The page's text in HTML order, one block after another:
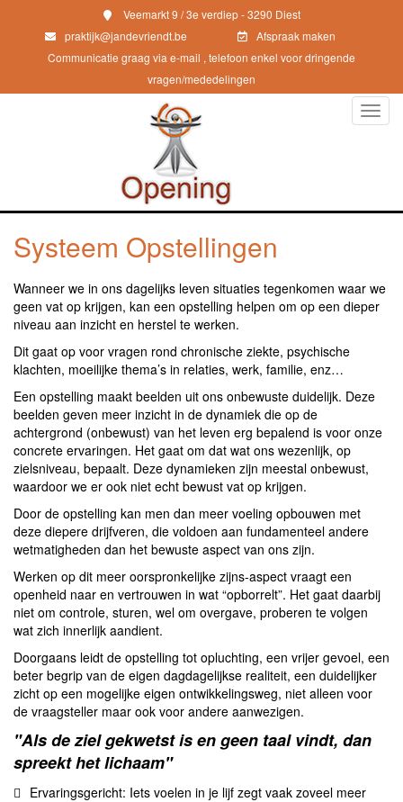
Veemarkt 9 / 3e verdiep - 3290 Diest
praktijk@jandevriendt.be
Afspraak maken
Communicatie graag via e-mail , telefoon enkel voor dringende
vragen/mededelingen
Systeem Opstellingen
Wanneer we in ons dagelijks leven situaties tegenkomen waar we
geen vat op krijgen, kan een opstelling helpen om op een dieper
niveau aan inzicht en herstel te werken.
Dit gaat op voor vragen rond chronische ziekte, psychische
klachten, moeilijke thema’s in relaties, werk, familie, enz…
Een opstelling maakt beelden uit ons onbewuste duidelijk. Deze
beelden geven meer inzicht in de dynamiek die op de
achtergrond (onbewust) van het leven erg bepalend is voor onze
concrete ervaringen. Het gaat om dat wat ons wezenlijk, op
zielsniveau, bepaalt. Deze dynamieken zijn meestal onbewust,
waardoor we er ook niet echt bewust vat op krijgen.
Door de opstelling kan men dan meer voeling opbouwen met
deze diepere drijfveren, die voldoen aan fundamenteel andere
wetmatigheden dan het bewuste aspect van ons zijn.
Werken op dit meer oorspronkelijke zijns-aspect vraagt een
openheid naar en vertrouwen in wat “opborrelt”. Het gaat daarbij
niet om controle, sturen, wel om overgave, proberen te volgen
wat zich innerlijk aandient.
Doorgaans leidt de opstelling tot opluchting, een vrijer gevoel, een
beter begrip van de eigen dagdagelijkse realiteit, een duidelijker
zicht op een mogelijke eigen ontwikkelingsweg, niet alleen voor
de vraagsteller maar ook voor andere aanwezigen.
"Als de ziel gekwetst is en geen taal vindt, dan
spreekt het lichaam"
Ervaringsgericht: Iets voelen in je lijf zegt vaak zoveel meer